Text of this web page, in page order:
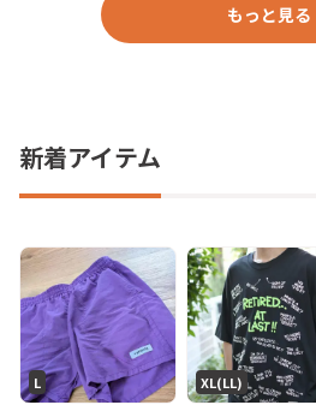
もっと見る
新着アイテム
L XL(LL)